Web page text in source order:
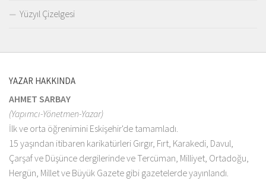
Yüzyıl Çizelgesi
YAZAR HAKKINDA
AHMET SARBAY
(Yapımcı-Yönetmen-Yazar)
İlk ve orta öğrenimini Eskişehir'de tamamladı.
15 yaşından itibaren karikatürleri Gırgır, Fırt, Karakedi, Davul,
Çarşaf ve Düşünce dergilerinde ve Tercüman, Milliyet, Ortadoğu,
Hergün, Millet ve Büyük Gazete gibi gazetelerde yayınlandı.